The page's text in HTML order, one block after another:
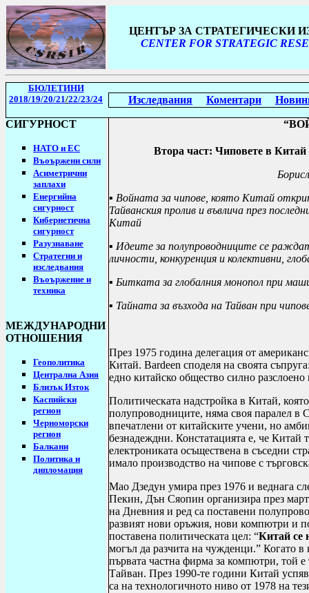
ЦЕНТЪР ЗА СТРАТЕГИЧЕСКИ
CENTER FOR STRATEGIC
БЮЛЕТИНИ
2018/19/20/21/22/23/24 Изследвания Коментари
СИГУРНОСТ
НАТО и ЕС
Въоържени сили
Асиметрични
заплахи
Енергийна
сигурност
Кибернетична
сигурност
Разузнаване
Стратегии и
изследвания
Въоържение и
техника
МЕЖДУНАРОДНИ
ОТНОШЕНИЯ
Геополитика
Централна Азия
Близък Изток
Каспийски
регион
Черноморски
регион
Балкани
Политика и
дипломация
Втора част: Чиповете в Китай
▪ Войната за чипове, която Китай
Тайванския пролив и въвлича през
Китай
▪ Идеите за полупроводниците се
личности, конкуренция и колективни,
▪ Битката за глобалния монопол при
▪ Тайната за възхода на Тайван при
През 1975 година делегация от
Китай. Bardeen споделя на своята
едно китайско общество силно
Политическата надстройка в Китай,
полупроводниците, няма своя паралел в
впечатлени от китайските учени, но
безнадеждни. Констатацията е, че Китай
електрониката осъществена в съседни
имало производство на чипове с
Мао Дзедун умира през 1976 и веднага
Пекин, Дън Сяопин организира през
на Дневния и ред са поставени
развият нови оръжия, нови компютри и
поставена политическата цел: “Китай се
могъл да разчита на чужденци.” Когато в
първата частна фирма за компютри, той
Тайван. През 1990-те години Китай
са на технологичното ниво от 1978 на